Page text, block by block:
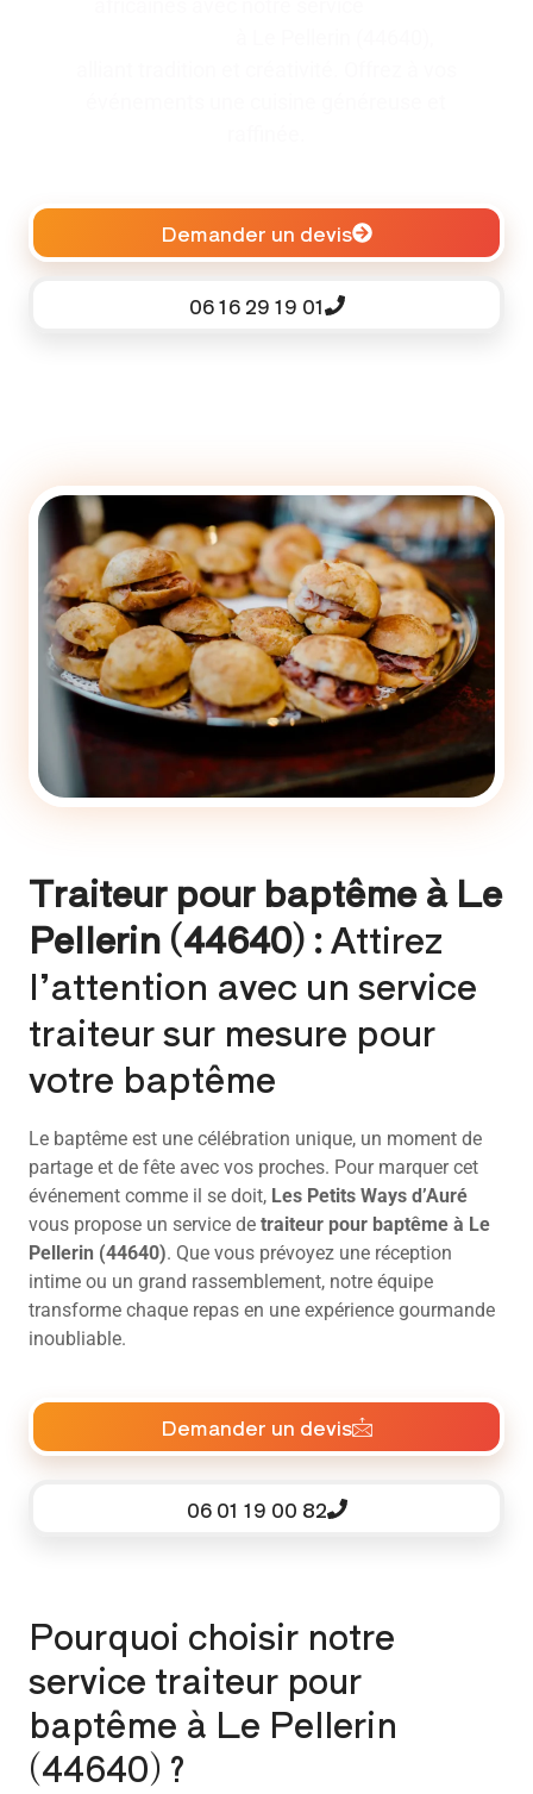
Demander un devis
06 16 29 19 01
Traiteur pour baptême à Le
Pellerin (44640) :Attirez
l’attention avec un service
traiteur sur mesure pour
votre baptême
Le baptême est une célébration unique, un moment de
partage et de fête avec vos proches. Pour marquer cet
événement comme il se doit, Les Petits Ways d’Auré
vous propose un service de traiteur pour baptême à Le
Pellerin (44640). Que vous prévoyez une réception
intime ou un grand rassemblement, notre équipe
transforme chaque repas en une expérience gourmande
inoubliable.
Demander un devis
06 01 19 00 82
Pourquoi choisir notre
service traiteur pour
baptême à Le Pellerin
(44640) ?